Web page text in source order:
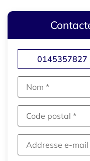
0145357827